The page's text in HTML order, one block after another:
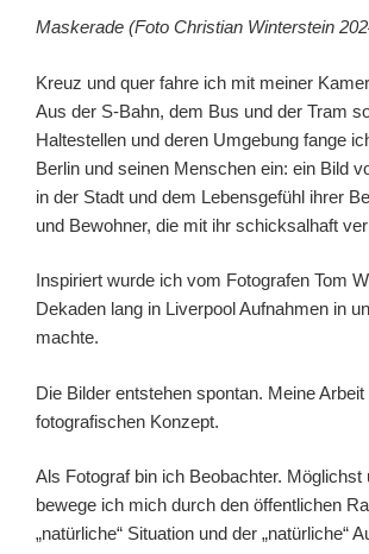
Maskerade (Foto Christian Winterstein
Kreuz und quer fahre ich mit meiner
Aus der S-Bahn, dem Bus und der Tram
Haltestellen und deren Umgebung fange
Berlin und seinen Menschen ein: ein Bild
in der Stadt und dem Lebensgefühl ihrer
und Bewohner, die mit ihr schicksalhaft
Inspiriert wurde ich vom Fotografen Tom
Dekaden lang in Liverpool Aufnahmen in
machte.
Die Bilder entstehen spontan. Meine
fotografischen Konzept.
Als Fotograf bin ich Beobachter. Möglichst
bewege ich mich durch den öffentlichen
„natürliche“ Situation und der „natürliche“